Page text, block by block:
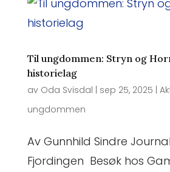
Til ungdommen: Stryn og
historielag
av Oda Svisdal sep 25, 2025
ungdommen
Av Gunnhild Sindre​
Fjordingen Besøk hos